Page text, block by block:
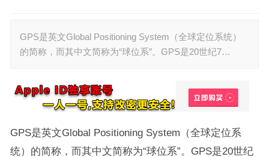
GPS是英文Global Positioning System（全球定位系统）
的简称，而其中文简称为“球位系”。GPS是20世纪7…
GPS是英文Global Positioning System（全球定位系
统）的简称，而其中文简称为“球位系”。GPS是20世纪